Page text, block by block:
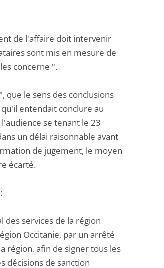
de l'affaire doit intervenir
sont mis en mesure de
concerne ".
que le sens des conclusions
entendait conclure au
se tenant le 23
un délai raisonnable avant
de jugement, le moyen
écarté.
des services de la région
Occitanie, par un arrêté
région, afin de signer tous les
décisions de sanction